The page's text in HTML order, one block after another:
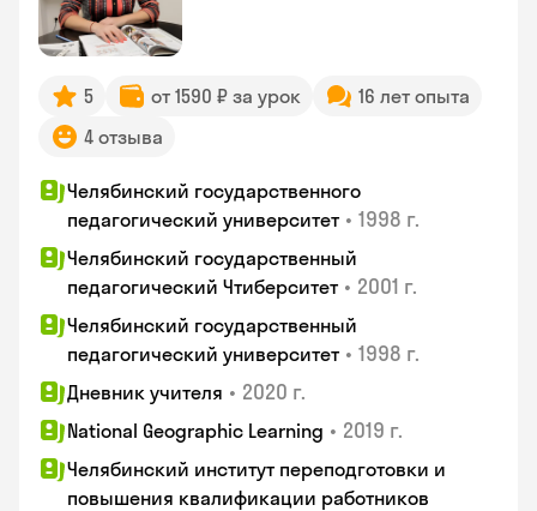
5 от 1590 ₽ за урок
16 лет опыта
4 отзыва
Челябинский государственного
педагогический университет • 1998 г.
Челябинский государственный
педагогический Чтиберситет • 2001 г.
Челябинский государственный
педагогический университет • 1998 г.
Дневник учителя • 2020 г.
National Geographic Learning • 2019 г.
Челябинский институт переподготовки и
повышения квалификации работников